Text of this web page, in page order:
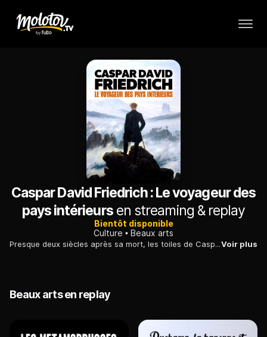
Caspar David Friedrich : Le voyageur des
pays intérieursen streaming & replay
Bientôt disponible
Culture
Beaux arts
Presque deux siècles après sa mort, les toiles de Caspar David Friedrich fascinent toujours autant. Panorama d'une oeuvre radicale et métaphysique.Voir plus
Beaux arts en replay